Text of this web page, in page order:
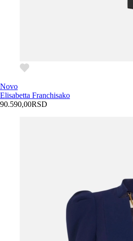
Novo
Elisabetta Franchisako
90.590,00RSD